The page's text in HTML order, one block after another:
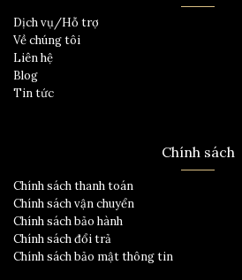
Dịch vụ/Hỗ trợ
Về chúng tôi
Liên hệ
Blog
Tin tức
Chính sách
Chính sách thanh toán
Chính sách vận chuyển
Chính sách bảo hành
Chính sách đổi trả
Chính sách bảo mật thông tin